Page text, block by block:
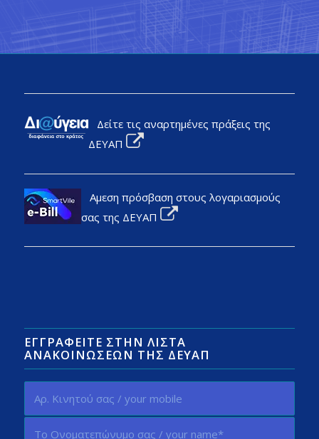
Δείτε τις αναρτημένες πράξεις της
ΔΕΥΑΠ
Αμεση πρόσβαση στους λογαριασμούς
σας της ΔΕΥΑΠ
ΕΓΓΡΑΦΕΊΤΕ ΣΤΗΝ ΛΊΣΤΑ
ΑΝΑΚΟΙΝΏΣΕΩΝ ΤΗΣ ΔΕΥΑΠ